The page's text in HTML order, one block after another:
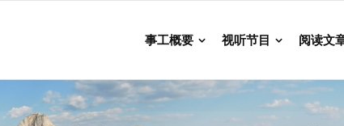
事工概要 视听节目 阅读文